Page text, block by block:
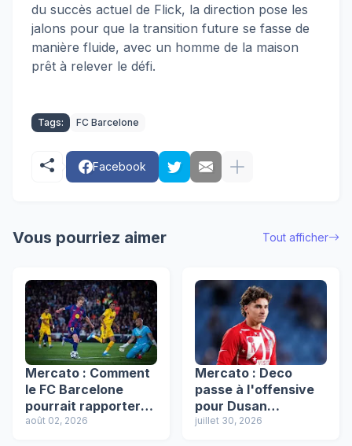
du succès actuel de Flick, la direction pose les
jalons pour que la transition future se fasse de
manière fluide, avec un homme de la maison
prêt à relever le défi.
Tags: FC Barcelone
Facebook
Vous pourriez aimer Tout afficher
Mercato : Comment
le FC Barcelone
pourrait rapporter
un gros chèque
août 02, 2026
Mercato : Deco
passe à l'offensive
pour Dusan
Vlahovic, le
juillet 30, 2026